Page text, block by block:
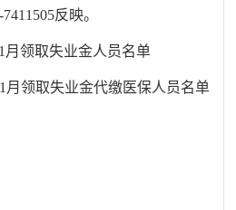
反映。
月领取失业金人员名单
月领取失业金代缴医保人员名单